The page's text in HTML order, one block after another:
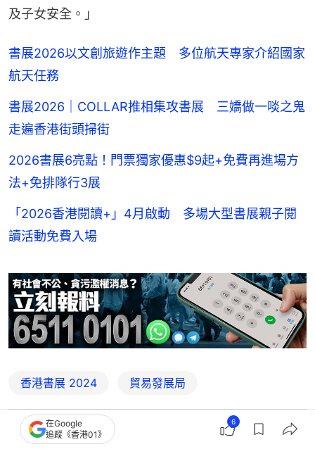
及子女安全。」
書展2026以文創旅遊作主題 多位航天專家介紹國家
航天任務
書展2026｜COLLAR推相集攻書展 三嬌做一啖之鬼
走遍香港街頭掃街
2026書展6亮點！門票獨家優惠$9起+免費再進場方
法+免排隊行3展
「2026香港閱讀+」4月啟動 多場大型書展親子閱
讀活動免費入場
香港書展 2024 貿易發展局
1
在Google
追蹤《香港01》
6